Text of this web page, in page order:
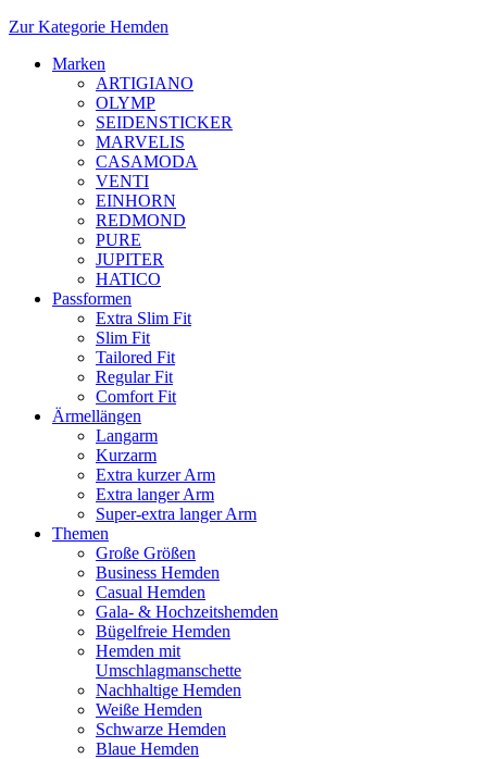
Zur Kategorie Hemden
Marken
ARTIGIANO
OLYMP
SEIDENSTICKER
MARVELIS
CASAMODA
VENTI
EINHORN
REDMOND
PURE
JUPITER
HATICO
Passformen
Extra Slim Fit
Slim Fit
Tailored Fit
Regular Fit
Comfort Fit
Ärmellängen
Langarm
Kurzarm
Extra kurzer Arm
Extra langer Arm
Super-extra langer Arm
Themen
Große Größen
Business Hemden
Casual Hemden
Gala- & Hochzeitshemden
Bügelfreie Hemden
Hemden mit
Umschlagmanschette
Nachhaltige Hemden
Weiße Hemden
Schwarze Hemden
Blaue Hemden